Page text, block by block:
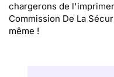
chargerons de
Commission De La
même !